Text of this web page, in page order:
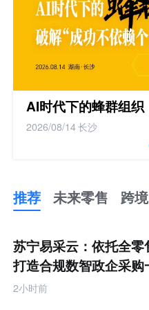
AI时代下的蜂群组织
2026/08/14长沙
推荐 未来零售 跨
未
来
零
售
跨
境
苏宁易采云：依托全零
打造合规数智政企采购
台
2小时前